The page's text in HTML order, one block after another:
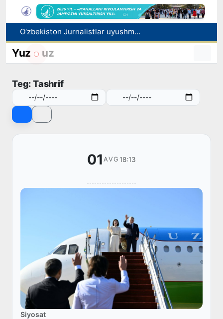
O‘zbekiston Jurnalistlar uyushmasi qoshida Blogerlar ijodiy kengashi tashkil etildi
Kredit va moliyaviy xizmatlar reklamasiga ogohlantirish talabi kiritiladi
Ekstremistik tashkilotlar va materiallarning elektron reyestri yuritiladi
Yuz uz
Teg: Tashrif
01AVG 18:13
Siyosat